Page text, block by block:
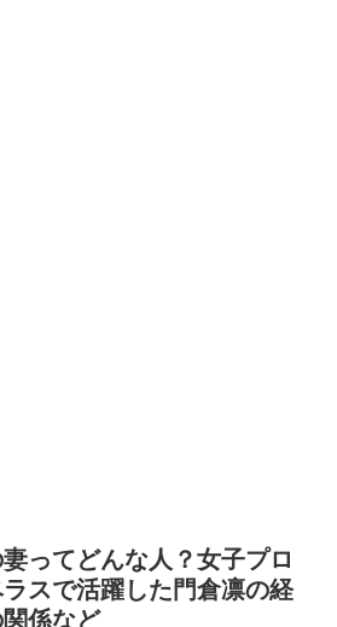
ってどんな人？女子プロ
スで活躍した門倉凛の経
係など